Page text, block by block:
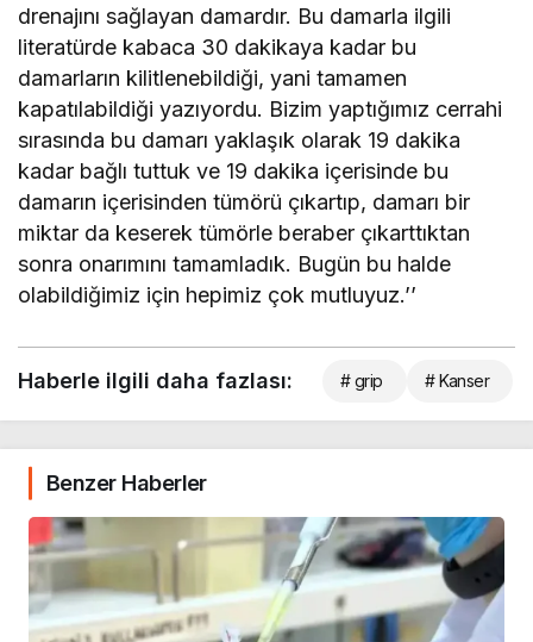
drenajını sağlayan damardır. Bu damarla ilgili
literatürde kabaca 30 dakikaya kadar bu
damarların kilitlenebildiği, yani tamamen
kapatılabildiği yazıyordu. Bizim yaptığımız cerrahi
sırasında bu damarı yaklaşık olarak 19 dakika
kadar bağlı tuttuk ve 19 dakika içerisinde bu
damarın içerisinden tümörü çıkartıp, damarı bir
miktar da keserek tümörle beraber çıkarttıktan
sonra onarımını tamamladık. Bugün bu halde
olabildiğimiz için hepimiz çok mutluyuz.’’
Haberle ilgili daha fazlası: # grip # Kanser
Benzer Haberler